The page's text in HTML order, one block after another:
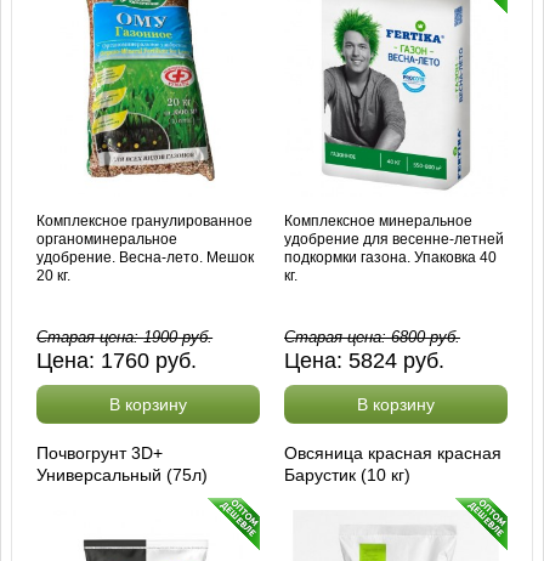
Комплексное гранулированное
органоминеральное
удобрение. Весна-лето. Мешок
20 кг.
Старая цена:1900руб.
Цена: 1760 руб.
В корзину
Комплексное минеральное
удобрение для весенне-летней
подкормки газона. Упаковка 40
кг.
Старая цена:6800руб.
Цена: 5824 руб.
В корзину
Почвогрунт 3D+
Универсальный (75л)
Овсяница красная красная
Барустик (10 кг)